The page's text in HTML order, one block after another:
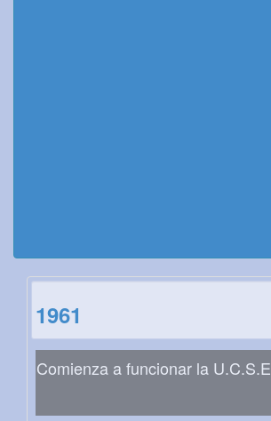
1961
Comienza a funcionar la U.C.S.E